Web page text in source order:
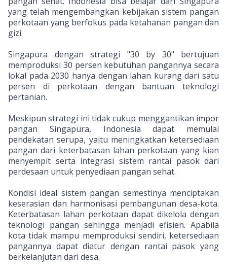
yang telah mengembangkan kebijakan sistem pangan
perkotaan yang berfokus pada ketahanan pangan dan
gizi.
Singapura dengan strategi "30 by 30" bertujuan
memproduksi 30 persen kebutuhan pangannya secara
lokal pada 2030 hanya dengan lahan kurang dari satu
persen di perkotaan dengan bantuan teknologi
pertanian.
Meskipun strategi ini tidak cukup menggantikan impor
pangan Singapura, Indonesia dapat memulai
pendekatan serupa, yaitu meningkatkan ketersediaan
pangan dari keterbatasan lahan perkotaan yang kian
menyempit serta integrasi sistem rantai pasok dari
perdesaan untuk penyediaan pangan sehat.
Kondisi ideal sistem pangan semestinya menciptakan
keserasian dan harmonisasi pembangunan desa-kota.
Keterbatasan lahan perkotaan dapat dikelola dengan
teknologi pangan sehingga menjadi efisien. Apabila
kota tidak mampu memproduksi sendiri, ketersediaan
pangannya dapat diatur dengan rantai pasok yang
berkelanjutan dari desa.